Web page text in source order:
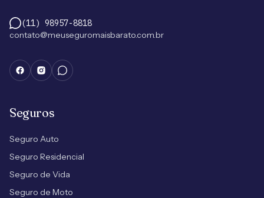
(11) 98957-8818
contato@meuseguromaisbarato.com.br
Seguros
Seguro Auto
Seguro Residencial
Seguro de Vida
Seguro de Moto